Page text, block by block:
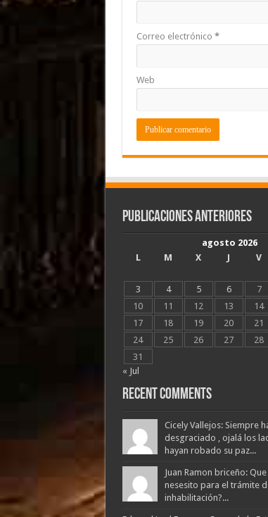
Correo electrónico *
Web
Publicaciones Anteriores
agosto 2026
L
M X J V
3
4 5 6 7
10
11 12 13 14
17
18 19 20 21
24
25 26 27 28
31
« Jul
Recent Comments
Cicely Vallejos: Siempre
desgraciado , ojalá los
hayan robado su paz...
Juan Ramon briceño:
nesesito para el trámite
inhabilitación?...